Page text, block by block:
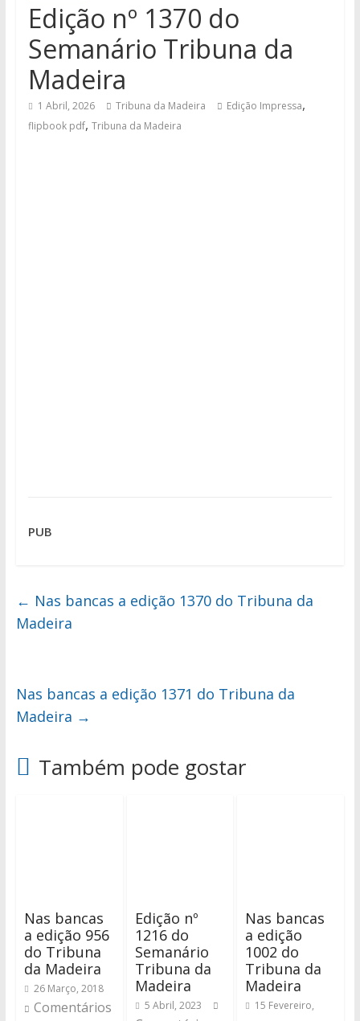
Edição nº 1370 do
Semanário Tribuna da
Madeira
1 Abril, 2026 Tribuna da Madeira Edição Impressa,
flipbook pdf, Tribuna da Madeira
PUB
← Nas bancas a edição 1370 do Tribuna da
Madeira
Nas bancas a edição 1371 do Tribuna da
Madeira →
Também pode gostar
Nas bancas
a edição 956
do Tribuna
da Madeira
26 Março, 2018
Comentários
Edição nº
1216 do
Semanário
Tribuna da
Madeira
5 Abril, 2023
Nas bancas
a edição
1002 do
Tribuna da
Madeira
15 Fevereiro,